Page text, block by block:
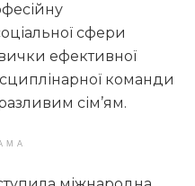
сфери
ефективної
команди
сім’ям.